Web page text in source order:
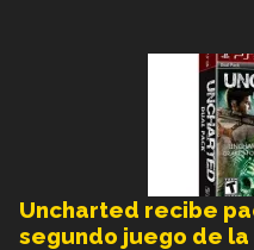
Uncharted recibe
segundo juego de la